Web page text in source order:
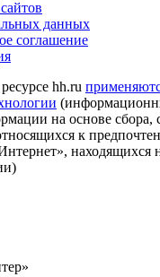
данных
соглашение
hh.ru
на основе сбора,
к
находящихся